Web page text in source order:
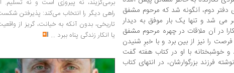
دفتر دوم، آنگونه شد که مرحوم مشفق
می شد و تنها یک بار موفق به دیدار
در آن ملاقات در چهره مرحوم مشفق
را نیز از بین برد و با خبرِ شنیدن
خوشبختانه با او در کتاب هفته گفت
فرزند بزرگوارشان، در انتهای کتاب
برمی‌گزیند، نه پیروزی است و نه تسلیم.
راهی دیگر را انتخاب می‌کند: پذیرفتن
تاریخی، بدون آنکه به خیانت، گریز از
یا انکار زندگی پناه ببرد ...